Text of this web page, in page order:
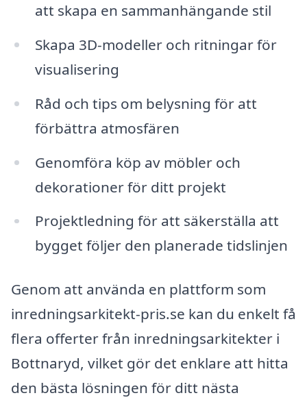
att skapa en sammanhängande stil
Skapa 3D-modeller och ritningar för
visualisering
Råd och tips om belysning för att
förbättra atmosfären
Genomföra köp av möbler och
dekorationer för ditt projekt
Projektledning för att säkerställa att
bygget följer den planerade tidslinjen
Genom att använda en plattform som
inredningsarkitekt-pris.se kan du enkelt få
flera offerter från inredningsarkitekter i
Bottnaryd, vilket gör det enklare att hitta
den bästa lösningen för ditt nästa